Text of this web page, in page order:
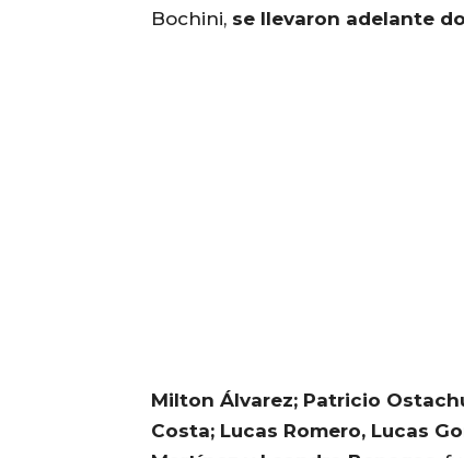
Bochini, se llevaron adelante
Milton Álvarez; Patricio
Costa; Lucas Romero, Lucas